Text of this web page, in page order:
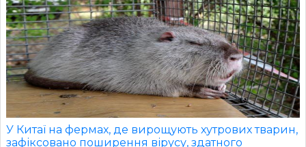
У Китаї на фермах, де вирощують хутрових тварин,
зафіксовано поширення вірусу, здатного